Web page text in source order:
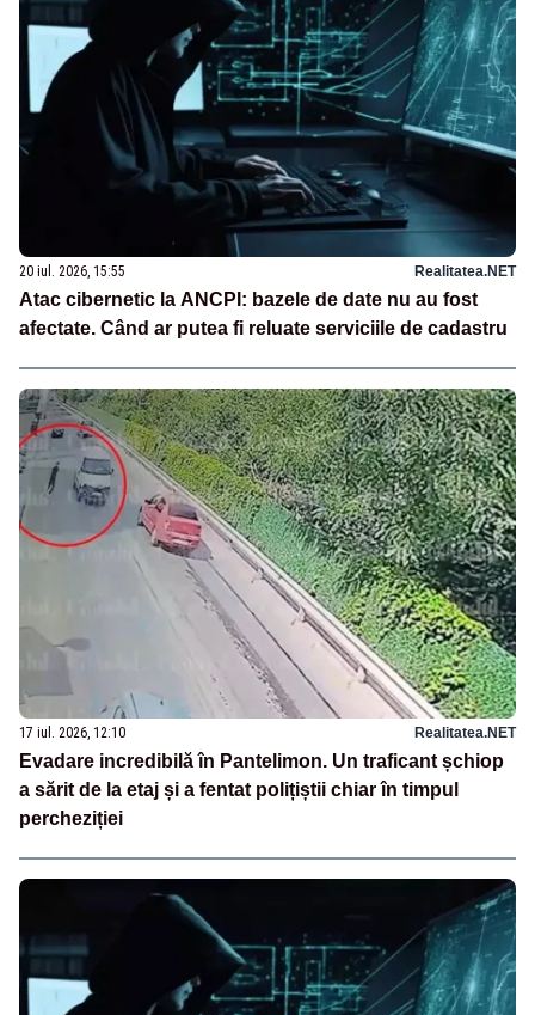
20 iul. 2026, 15:55 Realitatea.NET
Atac cibernetic la ANCPI: bazele de date nu au fost
afectate. Când ar putea fi reluate serviciile de cadastru
17 iul. 2026, 12:10 Realitatea.NET
Evadare incredibilă în Pantelimon. Un traficant șchiop
a sărit de la etaj și a fentat polițiștii chiar în timpul
percheziției